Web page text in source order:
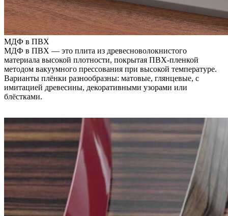
МДФ в ПВХ
МДФ в ПВХ — это плита из древесноволокнистого
материала высокой плотности, покрытая ПВХ-пленкой
методом вакуумного прессования при высокой температуре.
Варианты плёнки разнообразны: матовые, глянцевые, с
имитацией древесины, декоративными узорами или
блёстками.